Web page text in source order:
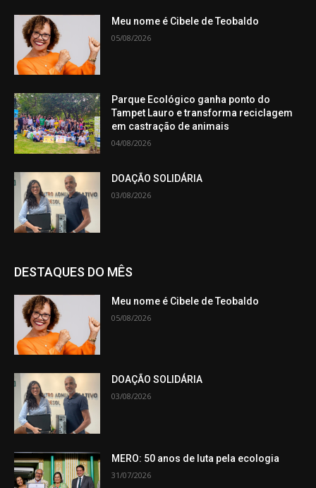
Meu nome é Cibele de Teobaldo
05/08/2026
Parque Ecológico ganha ponto do
Tampet Lauro e transforma reciclagem
em castração de animais
04/08/2026
DOAÇÃO SOLIDÁRIA
03/08/2026
DESTAQUES DO MÊS
Meu nome é Cibele de Teobaldo
05/08/2026
DOAÇÃO SOLIDÁRIA
03/08/2026
MERO: 50 anos de luta pela ecologia
31/07/2026